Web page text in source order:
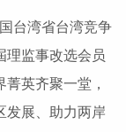
台湾省台湾竞争
理监事改选会员
英齐聚一堂，
发展、助力两岸